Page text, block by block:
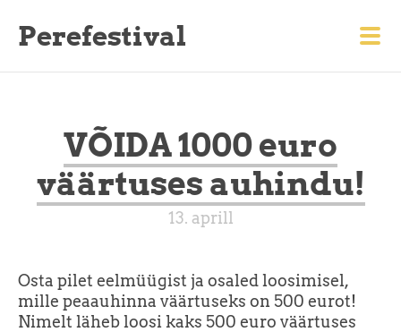
Perefestival
VÕIDA 1000 euro
väärtuses auhindu!
13. aprill
Osta pilet eelmüügist ja osaled loosimisel,
mille peaauhinna väärtuseks on 500 eurot!
Nimelt läheb loosi kaks 500 euro väärtuses